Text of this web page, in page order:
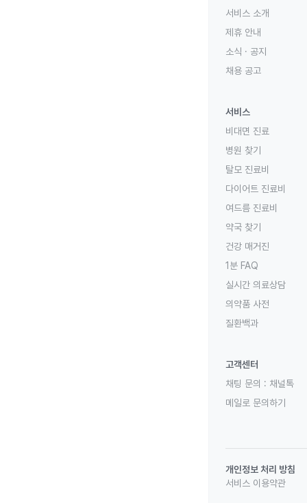
서비스 소개
제휴 안내
소식 · 공지
채용 공고
서비스
비대면 진료
병원 찾기
탈모 진료비
다이어트 진료비
여드름 진료비
약국 찾기
건강 매거진
1분 FAQ
실시간 의료상담
의약품 사전
질환백과
고객센터
채팅 문의 : 채널톡
메일로 문의하기
개인정보 처리 방침
서비스 이용약관